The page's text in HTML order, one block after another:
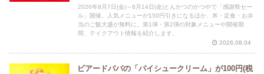
2026年8月7日(金)～8月14日(金)とんかつのかつやで「感謝祭セー
ル」開催。人気メニューが150円引きになるほか、丼・定食・お弁
当のご飯大盛が無料に。第1弾・第2弾の対象メニューや開催期
間、テイクアウト情報を紹介します。
2026.08.04
ビアードパパの「パイシュークリーム」が100円(税